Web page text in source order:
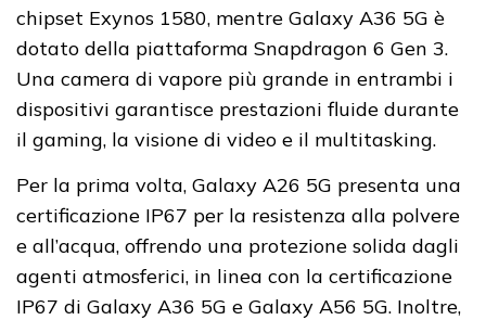
chipset Exynos 1580, mentre Galaxy A36 5G è
dotato della piattaforma Snapdragon 6 Gen 3.
Una camera di vapore più grande in entrambi i
dispositivi garantisce prestazioni fluide durante
il gaming, la visione di video e il multitasking.
Per la prima volta, Galaxy A26 5G presenta una
certificazione IP67 per la resistenza alla polvere
e all’acqua, offrendo una protezione solida dagli
agenti atmosferici, in linea con la certificazione
IP67 di Galaxy A36 5G e Galaxy A56 5G. Inoltre,